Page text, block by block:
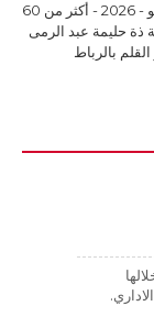
العدد 55 من مجلة قراءات علمية - مايو - 2026 - أكثر من 60
ذة حليمة عبد الرمى
بالرباط